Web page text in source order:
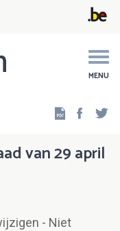
MENU
van 29 april
- Niet